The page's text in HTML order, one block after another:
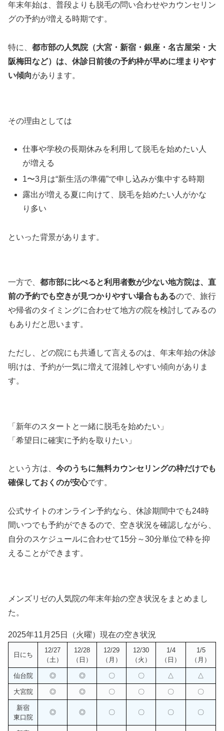
年末年始は、普段よりも脱毛の問い合わせやカウンセリン
グの予約が増える時期です。
特に、 都市部の人気院（大宮・新宿・銀座・名古屋栄・大
阪梅田など）は、休診日前後の予約枠が早めに埋まりやす
い傾向があります。
その理由としては
仕事や学校の長期休みを利用して脱毛を始めたい人
が増える
1〜3月は“新生活の準備”で申し込みが集中する時期
露出が増える夏に向けて、脱毛を始めたい人がかな
り多い
といった背景があります。
一方で、 都市部に比べると利用者数が少ない地方院は、直
前の予約でも空きが見つかりやすい場合もあるので、旅行
や帰省のタイミングに合わせて地方の院を検討してみるの
もありだと思います。
ただし、どの院にも共通して言えるのは、年末年始の休診
明けは、予約が一気に増えて混雑しやすい傾向がありま
す。
「新年のスタートと一緒に脱毛を始めたい」
「希望日に確実に予約を取りたい」
という方は、 今のうちに無料カウンセリングの枠だけでも
確保しておくのが安心です。
公式サイトのオンライン予約なら、休診期間中でも24時
間いつでも予約ができるので、空き状況を確認しながら、
自分のスケジュールに合わせて15分～30分単位で枠を抑
えることができます。
メンズリゼの人気院の年末年始の空き状況をまとめまし
た。
2025年11月25日（火曜）現在の空き状況
日にち
12/27
（土）
12/28
（日）
12/29
（月）
12/30
（火）
1/4
（日）
1/5
（月）
仙台院 ◎ ◎ 〇 〇 △ △
大宮院 ◎ ◎ 〇 〇 〇 〇
新宿
東口院
◎ ◎ 〇 〇 〇 〇